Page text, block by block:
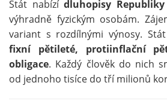
Stát nabízí dluhopisy Republiky
výhradně fyzickým osobám.
variant s rozdílnými výnosy.
fixní pětileté, protiinflační
obligace. Každý člověk do nich
od jednoho tisíce do tří milionů